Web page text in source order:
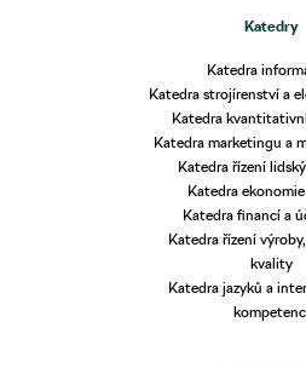
Katedry
Katedra
Katedra strojírenství a
Katedra
Katedra marketingu a
Katedra řízení
Katedra
Katedra financí a
Katedra řízení
kvality
Katedra jazyků a